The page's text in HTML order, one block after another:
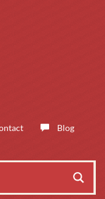
Blog